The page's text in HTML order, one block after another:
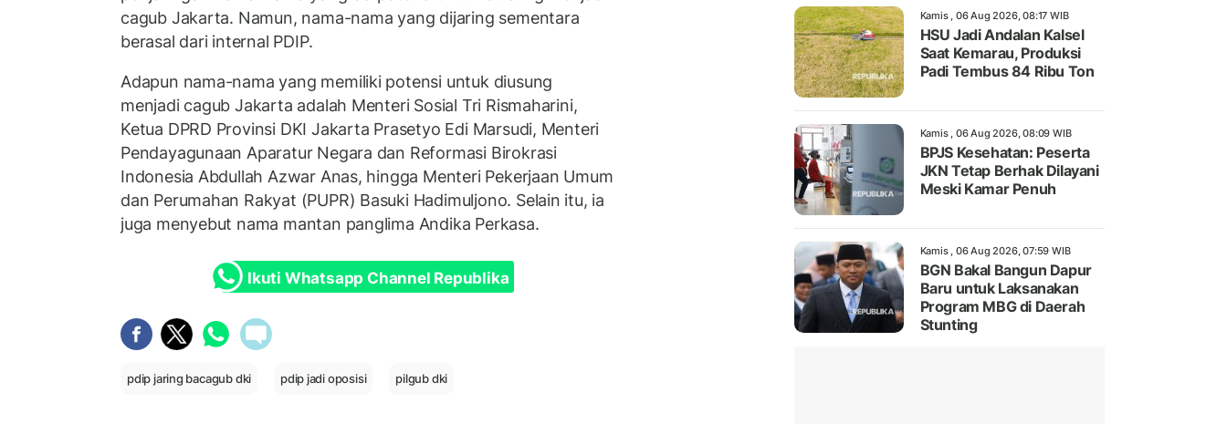
cagub Jakarta. Namun, nama-nama yang dijaring sementara
berasal dari internal PDIP.
Adapun nama-nama yang memiliki potensi untuk diusung
menjadi cagub Jakarta adalah Menteri Sosial Tri Rismaharini,
Ketua DPRD Provinsi DKI Jakarta Prasetyo Edi Marsudi, Menteri
Pendayagunaan Aparatur Negara dan Reformasi Birokrasi
Indonesia Abdullah Azwar Anas, hingga Menteri Pekerjaan Umum
dan Perumahan Rakyat (PUPR) Basuki Hadimuljono. Selain itu, ia
juga menyebut nama mantan panglima Andika Perkasa.
Ikuti Whatsapp Channel Republika
pdip jaring bacagub dki pdip jadi oposisi pilgub dki
Kamis , 06 Aug 2026, 08:17 WIB
HSU Jadi Andalan Kalsel
Saat Kemarau, Produksi
Padi Tembus 84 Ribu Ton
Kamis , 06 Aug 2026, 08:09 WIB
BPJS Kesehatan: Peserta
JKN Tetap Berhak Dilayani
Meski Kamar Penuh
Kamis , 06 Aug 2026, 07:59 WIB
BGN Bakal Bangun Dapur
Baru untuk Laksanakan
Program MBG di Daerah
Stunting